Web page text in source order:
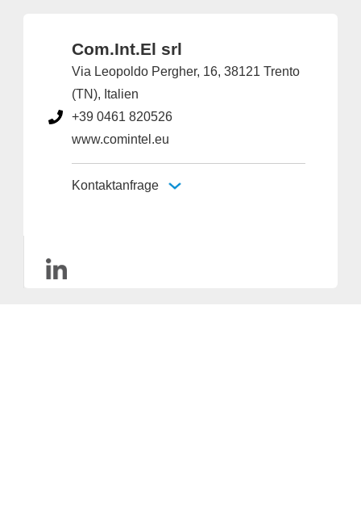
Com.Int.El srl
Via Leopoldo Pergher, 16, 38121 Trento
(TN), Italien
+39 0461 820526
www.comintel.eu
Kontaktanfrage